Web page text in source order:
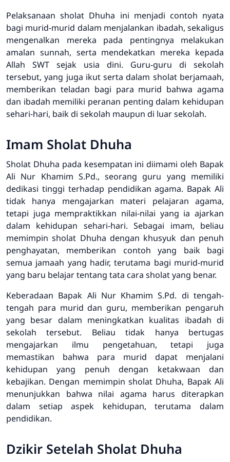
Pelaksanaan sholat Dhuha ini menjadi contoh nyata
bagi murid-murid dalam menjalankan ibadah, sekaligus
mengenalkan mereka pada pentingnya melakukan
amalan sunnah, serta mendekatkan mereka kepada
Allah SWT sejak usia dini. Guru-guru di sekolah
tersebut, yang juga ikut serta dalam sholat berjamaah,
memberikan teladan bagi para murid bahwa agama
dan ibadah memiliki peranan penting dalam kehidupan
sehari-hari, baik di sekolah maupun di luar sekolah.
Imam Sholat Dhuha
Sholat Dhuha pada kesempatan ini diimami oleh Bapak
Ali Nur Khamim S.Pd., seorang guru yang memiliki
dedikasi tinggi terhadap pendidikan agama. Bapak Ali
tidak hanya mengajarkan materi pelajaran agama,
tetapi juga mempraktikkan nilai-nilai yang ia ajarkan
dalam kehidupan sehari-hari. Sebagai imam, beliau
memimpin sholat Dhuha dengan khusyuk dan penuh
penghayatan, memberikan contoh yang baik bagi
semua jamaah yang hadir, terutama bagi murid-murid
yang baru belajar tentang tata cara sholat yang benar.
Keberadaan Bapak Ali Nur Khamim S.Pd. di tengah-
tengah para murid dan guru, memberikan pengaruh
yang besar dalam meningkatkan kualitas ibadah di
sekolah tersebut. Beliau tidak hanya bertugas
mengajarkan ilmu pengetahuan, tetapi juga
memastikan bahwa para murid dapat menjalani
kehidupan yang penuh dengan ketakwaan dan
kebajikan. Dengan memimpin sholat Dhuha, Bapak Ali
menunjukkan bahwa nilai agama harus diterapkan
dalam setiap aspek kehidupan, terutama dalam
pendidikan.
Dzikir Setelah Sholat Dhuha